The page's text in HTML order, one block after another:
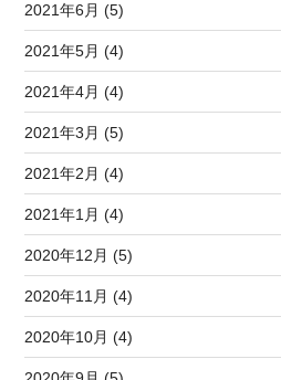
2021年6月 (5)
2021年5月 (4)
2021年4月 (4)
2021年3月 (5)
2021年2月 (4)
2021年1月 (4)
2020年12月 (5)
2020年11月 (4)
2020年10月 (4)